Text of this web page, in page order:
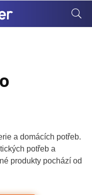
a domácích potřeb.
potřeb a
produkty pochází od